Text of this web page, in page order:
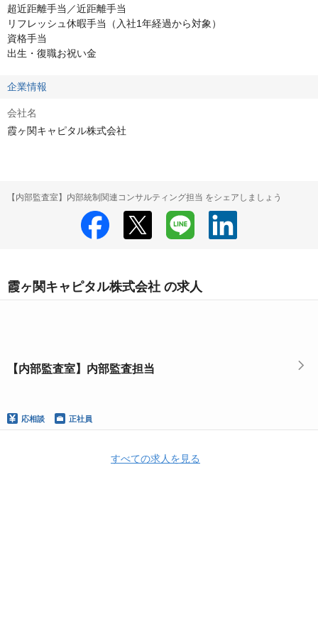
超近距離手当／近距離手当
リフレッシュ休暇手当（入社1年経過から対象）
資格手当
出生・復職お祝い金
企業情報
会社名
霞ヶ関キャピタル株式会社
【内部監査室】内部統制関連コンサルティング担当 をシェアしましょう
霞ヶ関キャピタル株式会社 の求人
【内部監査室】内部監査担当
応相談 正社員
すべての求人を見る